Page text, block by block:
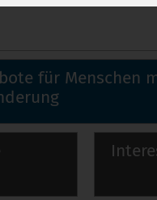
für Menschen